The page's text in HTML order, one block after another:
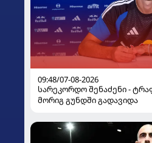
09:48/07-08-2026
სარეკორდო შენაძენი -
მორიგ გუნდში გადავიდა